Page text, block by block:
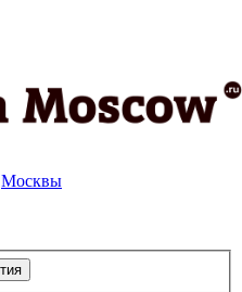
Москвы